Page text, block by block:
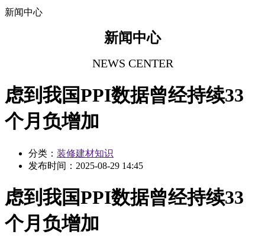
新闻中心
新闻中心
NEWS CENTER
虑到我国PPI数据曾经持续33
个月负增加
分类： 装修建材知识
发布时间： 2025-08-29 14:45
虑到我国PPI数据曾经持续33
个月负增加